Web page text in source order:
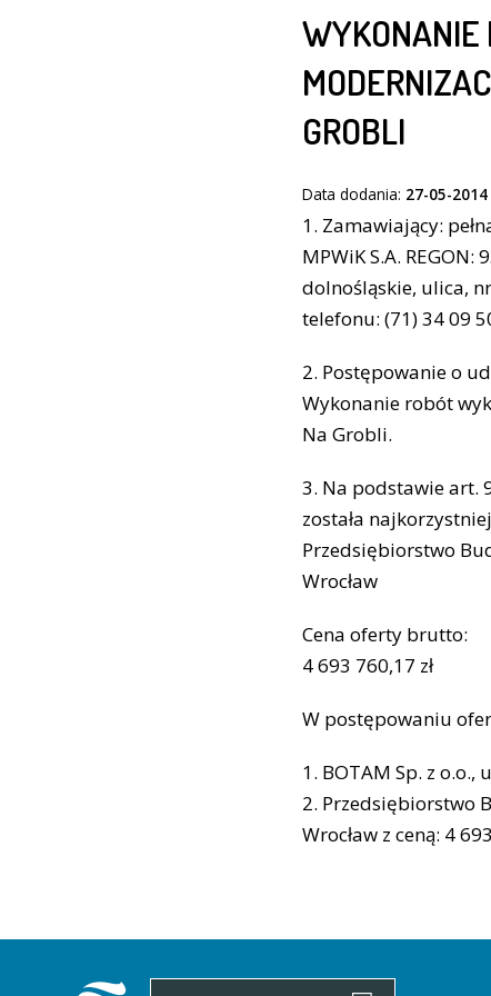
WYKONANIE
GROBLI
Data dodania: 27-05-2014
1. Zamawiający:
MPWiK S.A.
dolnośląskie, ulica,
telefonu: (71) 34 09
2. Postępowanie o
Wykonanie robót
Na Grobli.
3. Na podstawie art.
została
Przedsiębiorstwo
Wrocław
Cena oferty brutto:
4 693 760,17 zł
W postępowaniu
1. BOTAM Sp. z o.o.,
2. Przedsiębiorstwo
Wrocław z ceną: 4